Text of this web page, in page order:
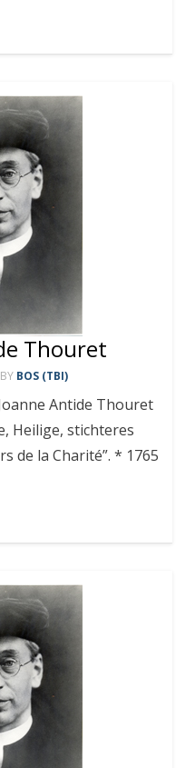
Thouret
BY BOS (TBI)
Antide Thouret
Heilige, stichteres
de la Charité”. * 1765